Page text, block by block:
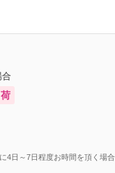
合
日～7日程度お時間を頂く場